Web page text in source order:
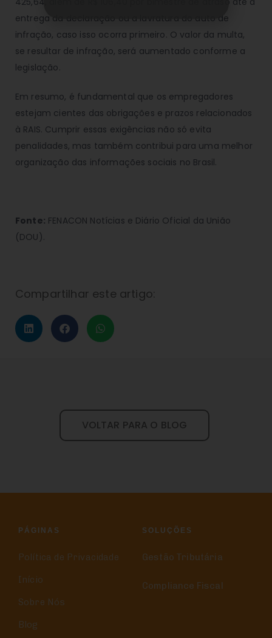
entrega da declaração ou a lavratura do auto de
infração, caso isso ocorra primeiro. O valor da multa,
se resultar de infração, será aumentado conforme a
legislação.
Em resumo, é fundamental que os empregadores
estejam cientes das obrigações e prazos relacionados
à RAIS. Cumprir essas exigências não só evita
penalidades, mas também contribui para uma melhor
organização das informações sociais no Brasil.
Fonte: FENACON Notícias e Diário Oficial da União
(DOU).
Compartilhar este artigo:
VOLTAR PARA O BLOG
PÁGINAS
Política de Privacidade
Início
Sobre Nós
Blog
SOLUÇÕES
Gestão Tributária
Compliance Fiscal